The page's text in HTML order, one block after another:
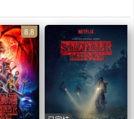
8.8